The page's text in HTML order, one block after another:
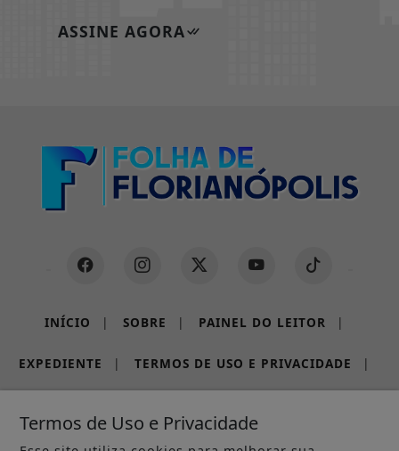
ASSINE AGORA
INÍCIO | SOBRE | PAINEL DO LEITOR |
EXPEDIENTE | TERMOS DE USO E PRIVACIDADE |
Termos de Uso e Privacidade